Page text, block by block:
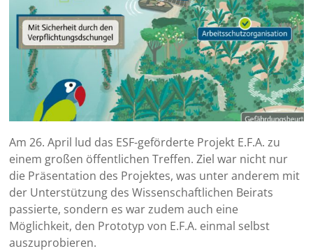
Am 26. April lud das ESF-geförderte Projekt E.F.A. zu
einem großen öffentlichen Treffen. Ziel war nicht nur
die Präsentation des Projektes, was unter anderem mit
der Unterstützung des Wissenschaftlichen Beirats
passierte, sondern es war zudem auch eine
Möglichkeit, den Prototyp von E.F.A. einmal selbst
auszuprobieren.